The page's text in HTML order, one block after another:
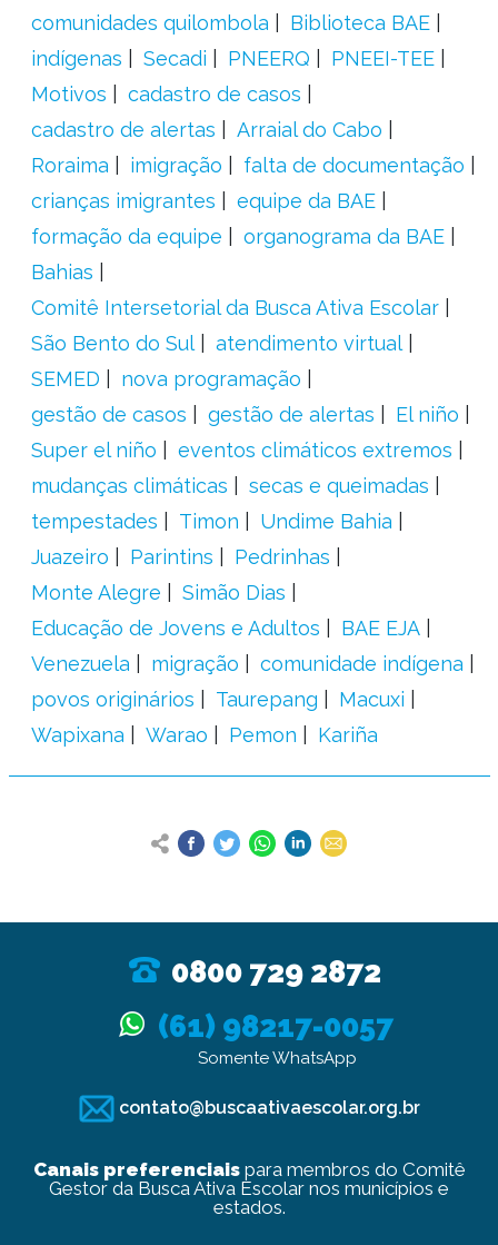
comunidades quilombola
Biblioteca BAE
indígenas
Secadi PNEERQ
PNEEI-TEE
Motivos
cadastro de casos
cadastro de alertas
Arraial do Cabo
Roraima
imigração
falta de documentação
crianças imigrantes
equipe da BAE
formação da equipe
organograma da BAE
Bahias
Comitê Intersetorial da Busca Ativa Escolar
São Bento do Sul
atendimento virtual
SEMED
nova programação
gestão de casos
gestão de alertas
El niño
Super el niño
eventos climáticos extremos
mudanças climáticas
secas e queimadas
tempestades
Timon
Undime Bahia
Juazeiro
Parintins
Pedrinhas
Monte Alegre
Simão Dias
Educação de Jovens e Adultos
BAE EJA
Venezuela
migração
comunidade indígena
povos originários
Taurepang
Macuxi
Wapixana
Warao Pemon Kariña
0800 729 2872
(61) 98217-0057
Somente WhatsApp
contato@buscaativaescolar.org.br
Canais preferenciaispara membros do Comitê
Gestor da Busca Ativa Escolar nos municípios e
estados.